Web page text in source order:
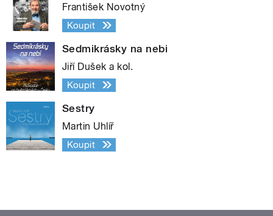
František Novotný
Koupit
Sedmikrásky na nebi
Jiří Dušek a kol.
Koupit
Sestry
Martin Uhlíř
Koupit